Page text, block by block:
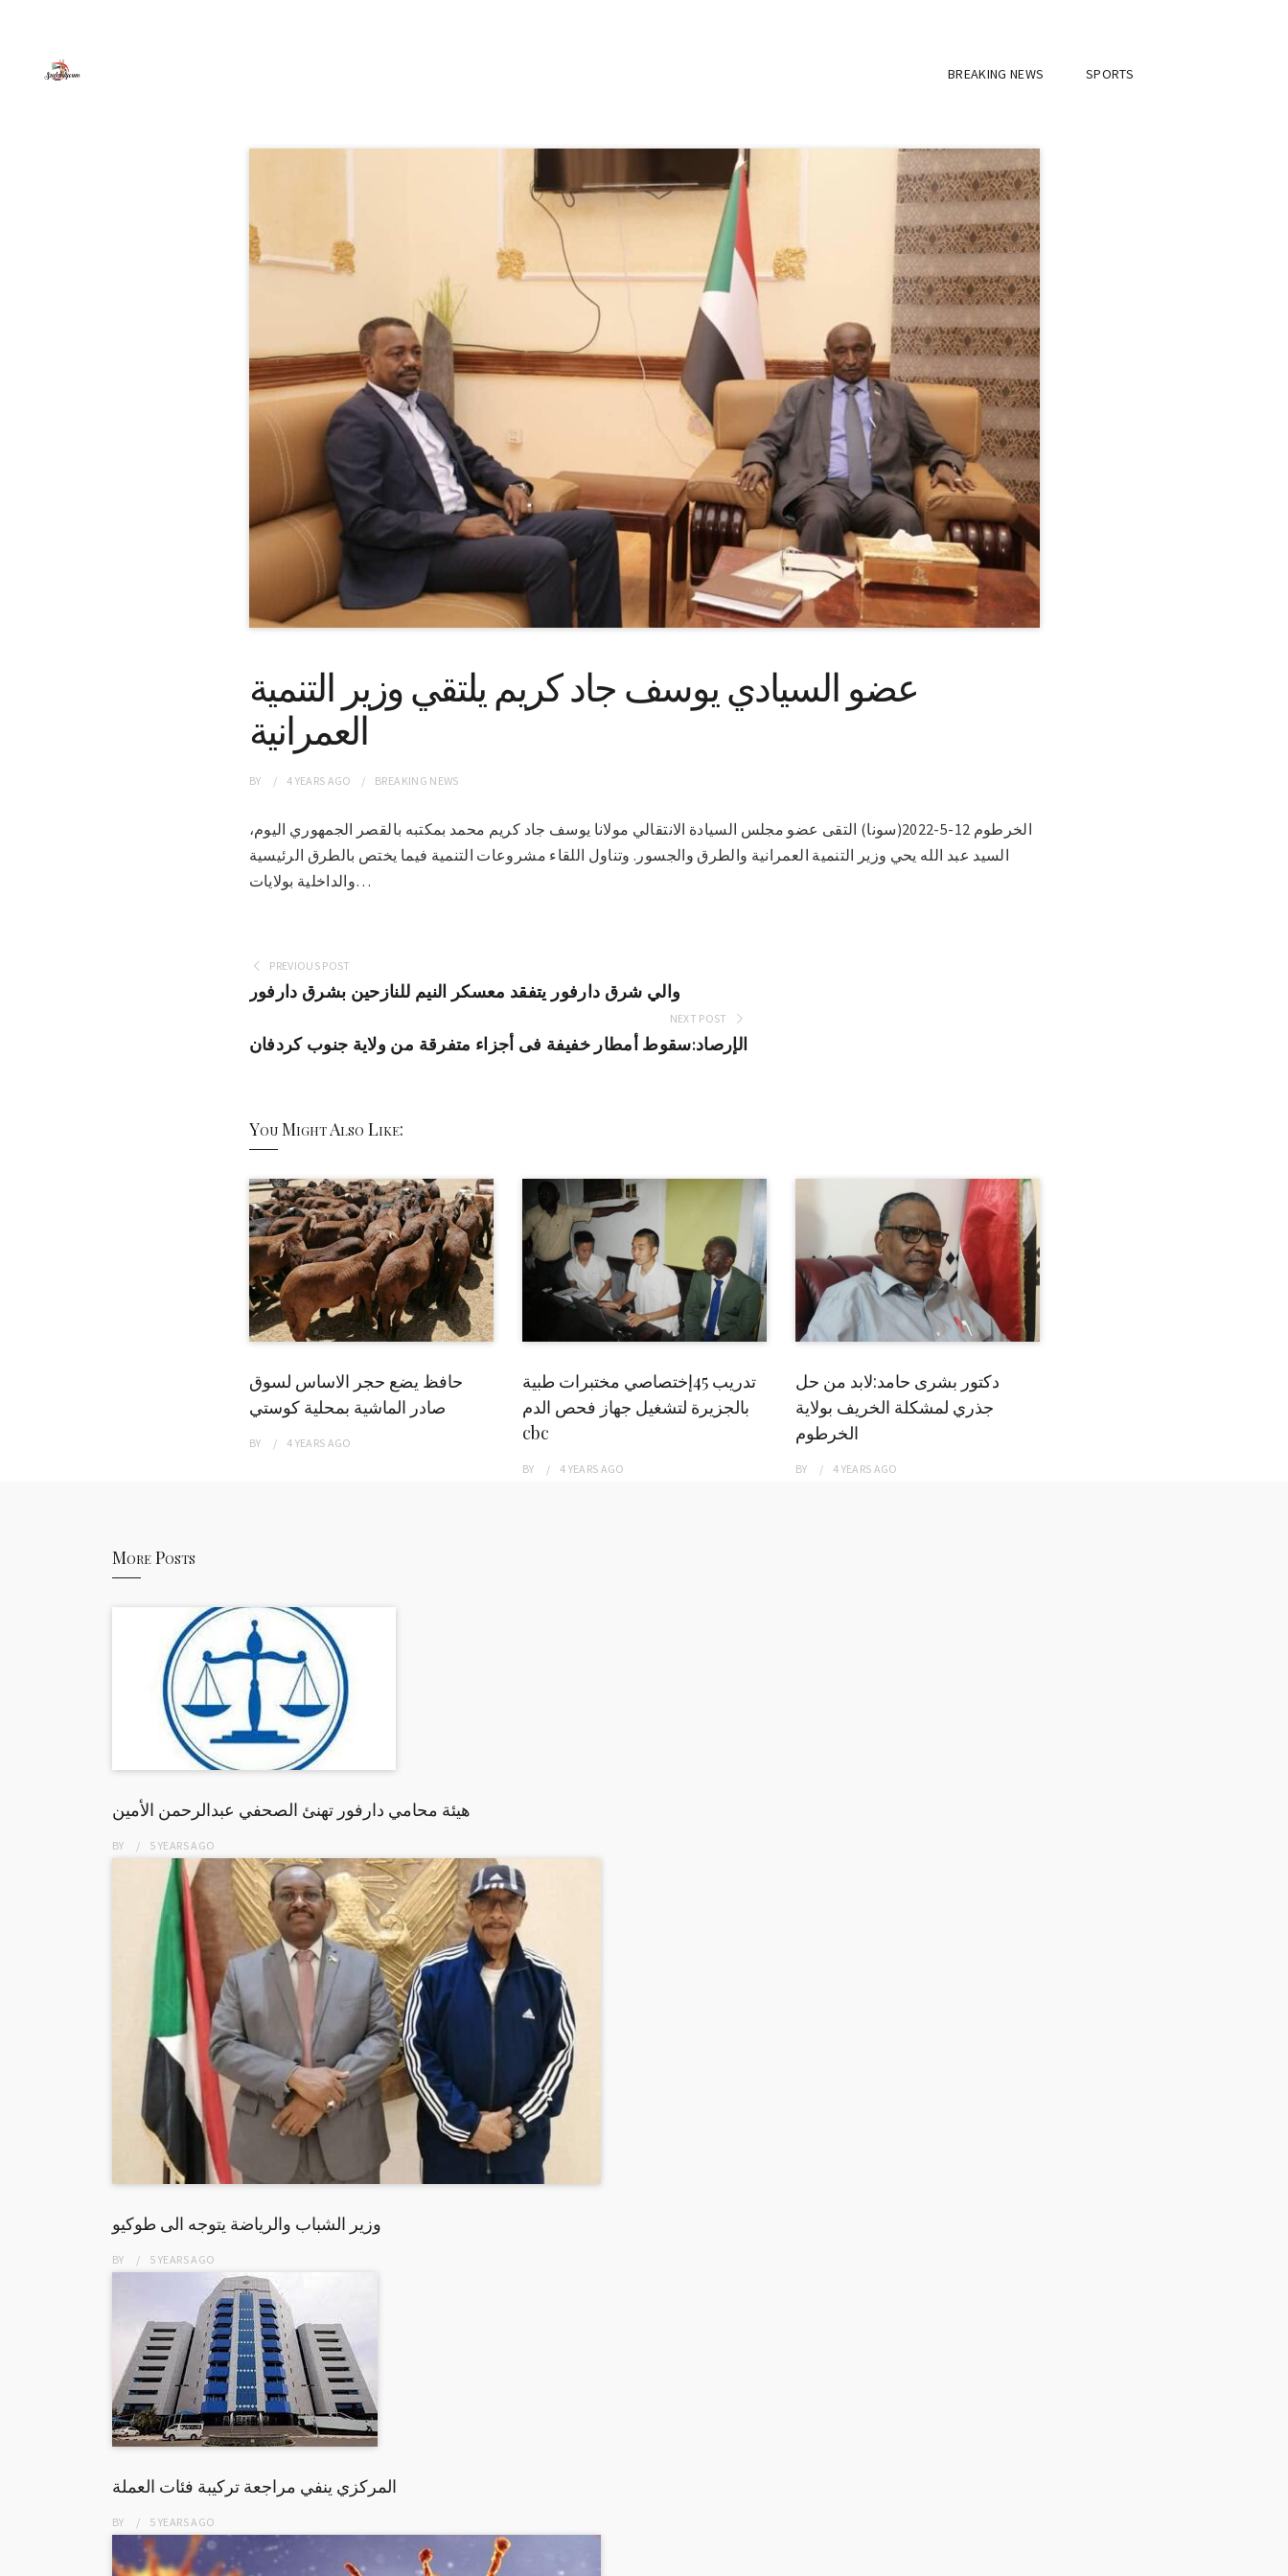
BREAKING NEWS SPORTS
عضو السيادي يوسف جاد كريم يلتقي وزير التنمية
العمرانية
BY 4 YEARS AGO BREAKING NEWS
الخرطوم 12-5-2022(سونا) التقى عضو مجلس السيادة الانتقالي مولانا يوسف جاد كريم محمد بمكتبه بالقصر الجمهوري اليوم،
السيد عبد الله يحي وزير التنمية العمرانية والطرق والجسور. وتناول اللقاء مشروعات التنمية فيما يختص بالطرق الرئيسية
والداخلية بولايات…
PREVIOUS POST
والي شرق دارفور يتفقد معسكر النيم للنازحين بشرق دارفور
NEXT POST
الإرصاد:سقوط أمطار خفيفة فى أجزاء متفرقة من ولاية جنوب كردفان
You Might Also Like:
حافظ يضع حجر الاساس لسوق
صادر الماشية بمحلية كوستي
BY 4 YEARS AGO
تدريب 45إختصاصي مختبرات طبية
بالجزيرة لتشغيل جهاز فحص الدم
cbc
BY 4 YEARS AGO
دكتور بشرى حامد:لابد من حل
جذري لمشكلة الخريف بولاية
الخرطوم
BY 4 YEARS AGO
More Posts
هيئة محامي دارفور تهنئ الصحفي عبدالرحمن الأمين
BY 5 YEARSAGO
وزير الشباب والرياضة يتوجه الى طوكيو
BY 5 YEARSAGO
المركزي ينفي مراجعة تركيبة فئات العملة
BY 5 YEARSAGO